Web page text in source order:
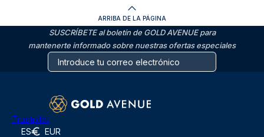
ARRIBA DE LA PÁGINA
SUSCRÍBETE al boletín de GOLD AVENUE para
mantenerte informado sobre nuestras ofertas especiales
Trustpilot
ES EUR